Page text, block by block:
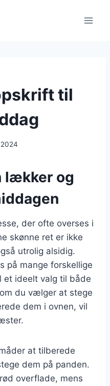
til
lækker og
der ofte overses i
skønne ret er ikke
utrolig alsidig.
på mange forskellige
et ideelt valg til både
du vælger at stege
dem i ovnen, vil
at tilberede
dem på panden.
overflade, mens